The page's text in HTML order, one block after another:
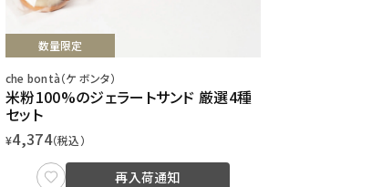
数量限定
che bontà（ケ ボンタ）
米粉100%のジェラートサンド 厳選4種
セット
¥4,374（税込）
再入荷通知